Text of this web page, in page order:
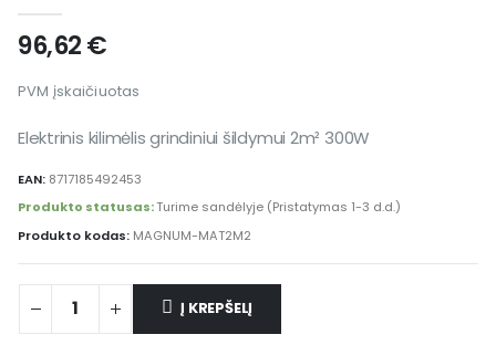
96,62€
PVM įskaičiuotas
Elektrinis kilimėlis grindiniui šildymui 2m² 300W
EAN: 8717185492453
Produkto statusas:Turime sandėlyje (Pristatymas 1-3 d.d.)
Produkto kodas: MAGNUM-MAT2M2
Į KREPŠELĮ